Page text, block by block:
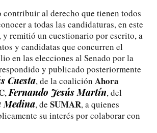
al derecho que tienen todos
a todas las candidaturas, en este
y remitió un cuestionario por escrito, a
y candidatas que concurren el
en las elecciones al Senado por la
y publicado posteriormente
Cuesta, de la coalición Ahora
, Fernando Jesús Martín, del
Medina, de SUMAR, a quienes
su interés por colaborar con